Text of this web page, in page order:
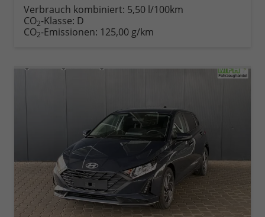
Verbrauch kombiniert: 5,50 l/100km
CO2-Klasse: D
CO2-Emissionen: 125,00 g/km